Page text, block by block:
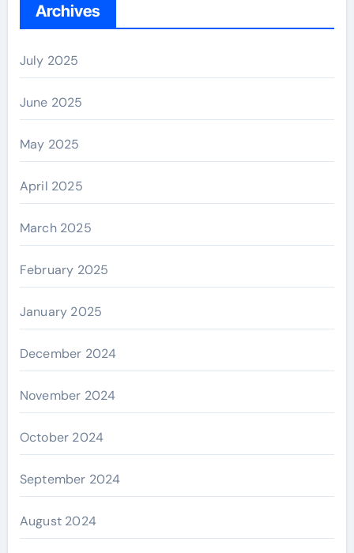
Archives
July 2025
June 2025
May 2025
April 2025
March 2025
February 2025
January 2025
December 2024
November 2024
October 2024
September 2024
August 2024